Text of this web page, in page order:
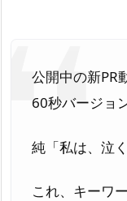
公開中の新PR
60秒バージョ
純「私は、泣
これ、キーワ